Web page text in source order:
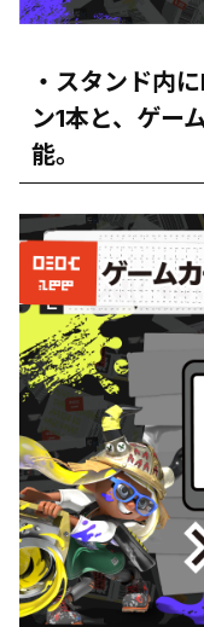
・スタンド内
ン1本と、ゲー
能。